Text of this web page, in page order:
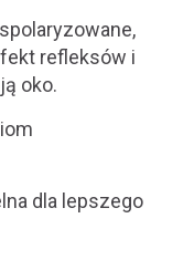
refleksów i
oko.
dla lepszego